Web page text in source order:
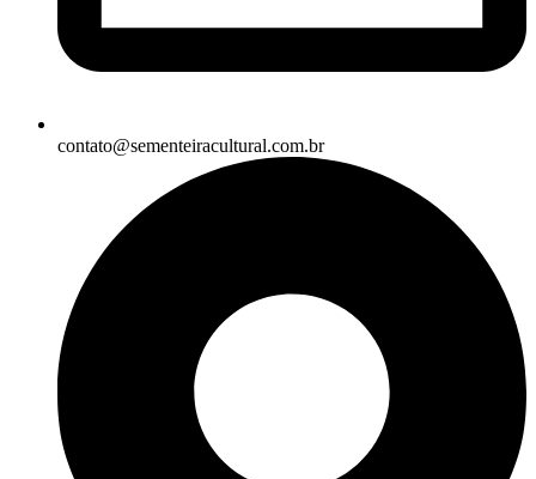
contato@sementeiracultural.com.br